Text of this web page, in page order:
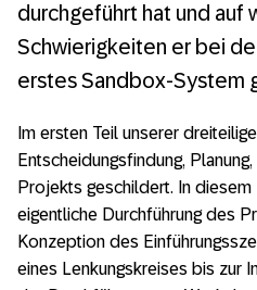
durchgeführt hat und auf
Schwierigkeiten er bei
erstes Sandbox-System
Im ersten Teil unserer
Entscheidungsfindung,
Projekts geschildert. In diesem
eigentliche Durchführung des
Konzeption des
eines Lenkungskreises bis zur